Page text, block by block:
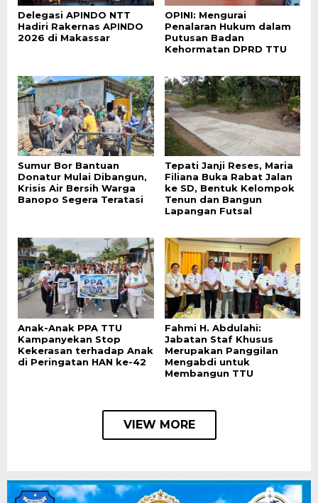
Delegasi APINDO NTT
Hadiri Rakernas APINDO
2026 di Makassar
OPINI: Mengurai
Penalaran Hukum dalam
Putusan Badan
Kehormatan DPRD TTU
Sumur Bor Bantuan
Donatur Mulai Dibangun,
Krisis Air Bersih Warga
Banopo Segera Teratasi
Tepati Janji Reses, Maria
Filiana Buka Rabat Jalan
ke SD, Bentuk Kelompok
Tenun dan Bangun
Lapangan Futsal
Anak-Anak PPA TTU
Kampanyekan Stop
Kekerasan terhadap Anak
di Peringatan HAN ke-42
Fahmi H. Abdulahi:
Jabatan Staf Khusus
Merupakan Panggilan
Mengabdi untuk
Membangun TTU
VIEW MORE